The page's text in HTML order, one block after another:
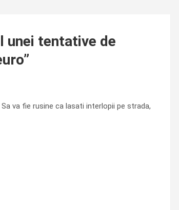
unei tentative de
”
va fie rusine ca lasati interlopii pe strada,